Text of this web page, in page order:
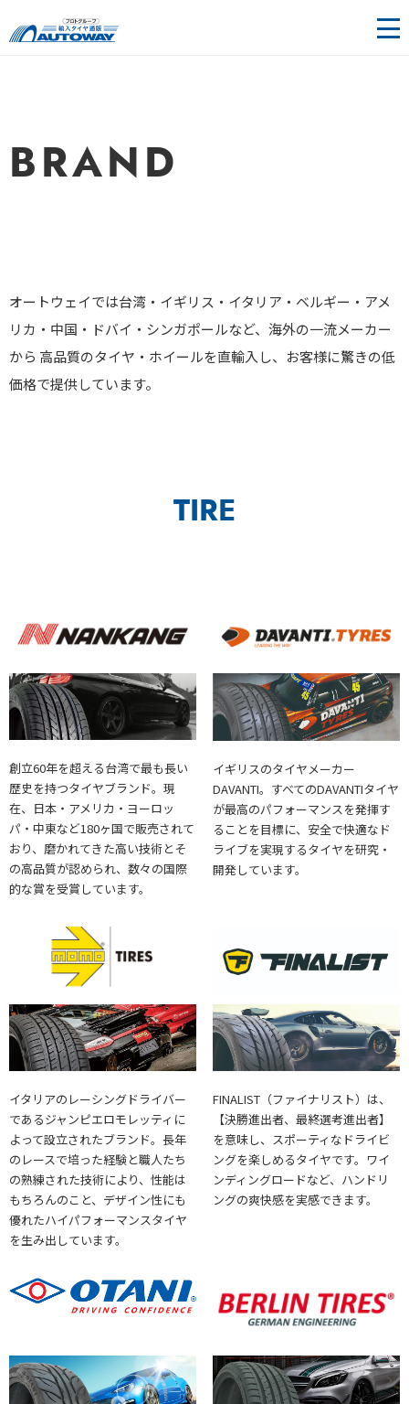
ホイー
ル通販 |
ートウ
ェイ）
BRAND
オートウェイでは台湾・イギリス・イタリア・ベルギー・アメ
リカ・中国・ドバイ・シンガポールなど、海外の一流メーカー
から 高品質のタイヤ・ホイールを直輸入し、お客様に驚きの低
価格で提供しています。
TIRE
創立60年を超える台湾で最も長い
歴史を持つタイヤブランド。現
在、日本・アメリカ・ヨーロッ
パ・中東など180ヶ国で販売されて
おり、磨かれてきた高い技術とそ
の高品質が認められ、数々の国際
的な賞を受賞しています。
イギリスのタイヤメーカー
DAVANTI。すべてのDAVANTIタイヤ
が最高のパフォーマンスを発揮す
ることを目標に、安全で快適なド
ライブを実現するタイヤを研究・
開発しています。
イタリアのレーシングドライバー
であるジャンピエロモレッティに
よって設立されたブランド。長年
のレースで培った経験と職人たち
の熟練された技術により、性能は
もちろんのこと、デザイン性にも
優れたハイパフォーマンスタイヤ
を生み出しています。
FINALIST（ファイナリスト）は、
【決勝進出者、最終選考進出者】
を意味し、スポーティなドライビ
ングを楽しめるタイヤです。ワイ
ンディングロードなど、ハンドリ
ングの爽快感を実感できます。